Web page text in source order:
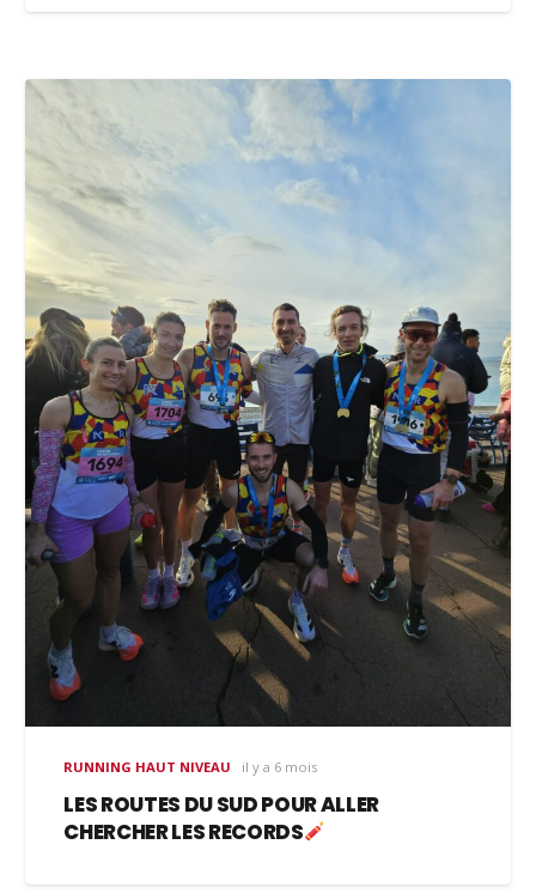
RUNNING HAUT NIVEAU il y a 6 mois
LES ROUTES DU SUD POUR ALLER
CHERCHER LES RECORDS